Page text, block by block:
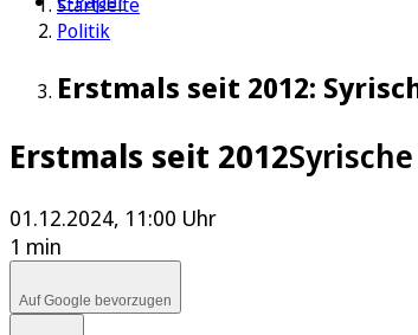
Startseite
Politik
Erstmals seit 2012:
Erstmals seit 2012
01.12.2024, 11:00 Uhr
1 min
Auf Google bevorzugen